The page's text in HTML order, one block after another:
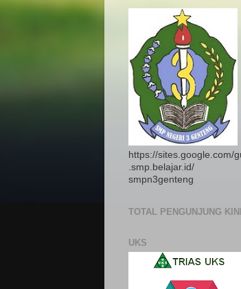
https://sites.google.com/
.smp.belajar.id/
smpn3genteng
TOTAL PENGUNJUNG KINI
UKS